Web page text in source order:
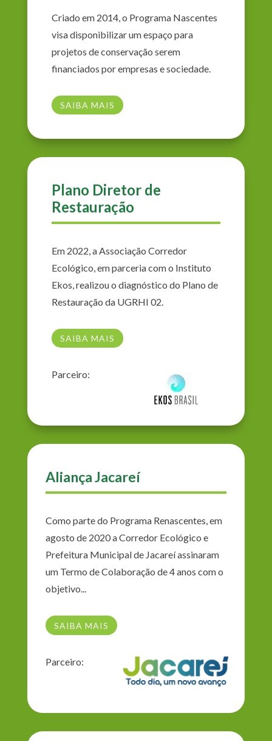
Criado em 2014, o Programa Nascentes
visa disponibilizar um espaço para
projetos de conservação serem
financiados por empresas e sociedade.
SAIBA MAIS
Plano Diretor de
Restauração
Em 2022, a Associação Corredor
Ecológico, em parceria com o Instituto
Ekos, realizou o diagnóstico do Plano de
Restauração da UGRHI 02.
SAIBA MAIS
Parceiro:
Aliança Jacareí
Como parte do Programa Renascentes, em
agosto de 2020 a Corredor Ecológico e
Prefeitura Municipal de Jacareí assinaram
um Termo de Colaboração de 4 anos com o
objetivo...
SAIBA MAIS
Parceiro: